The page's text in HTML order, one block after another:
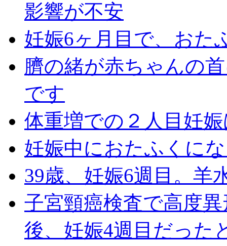
影響が不安
妊娠6ヶ月目で、おた
臍の緒が赤ちゃんの
です
体重増での２人目妊
妊娠中におたふくに
39歳、妊娠6週目。羊
子宮頸癌検査で高度
後、妊娠4週目だった